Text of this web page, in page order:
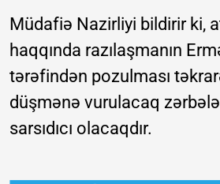
Müdafiə Nazirliyi bildirir ki,
haqqında razılaşmanın
tərəfindən pozulması
düşmənə vurulacaq
sarsıdıcı olacaqdır.